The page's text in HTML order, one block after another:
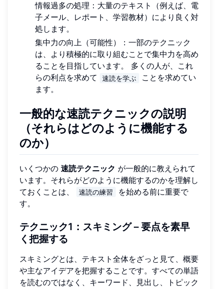
情報過多の処理：大量のテキスト（例えば、電
子メール、レポート、学習教材）により良く対
処します。
集中力の向上（可能性）：一部のテクニック
は、より積極的に取り組むことで集中力を高め
ることを目指しています。 多くの人が、これ
らの利点を求めて
速読を学ぶ
ことを求めてい
ます。
一般的な速読テクニックの説明
（それらはどのように機能する
のか）
いくつかの 速読テクニック が一般的に教えられて
います。それらがどのように機能するのかを理解し
ておくことは、
速読の練習
を始める前に重要で
す。
テクニック1：スキミング – 要点を素早
く把握する
スキミングとは、テキスト全体をざっと見て、概要
や主なアイデアを把握することです。すべての単語
を読むのではなく、キーワード、見出し、トピック